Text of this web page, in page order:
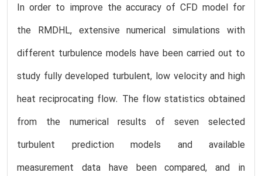
In order to improve the accuracy of CFD model for
the RMDHL, extensive numerical simulations with
different turbulence models have been carried out to
study fully developed turbulent, low velocity and high
heat reciprocating flow. The flow statistics obtained
from the numerical results of seven selected
turbulent prediction models and available
measurement data have been compared, and in